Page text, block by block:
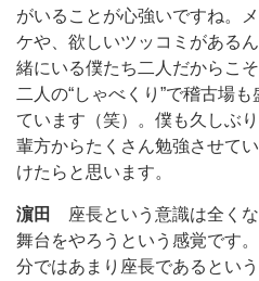
がいることが心強いですね。
ケや、欲しいツッコミがある
緒にいる僕たち二人だからこ
二人の“しゃべくり”で稽古場
ています（笑）。僕も久しぶ
輩方からたくさん勉強させて
けたらと思います。
濵田
座長という意識は全く
舞台をやろうという感覚です
分ではあまり座長であるとい